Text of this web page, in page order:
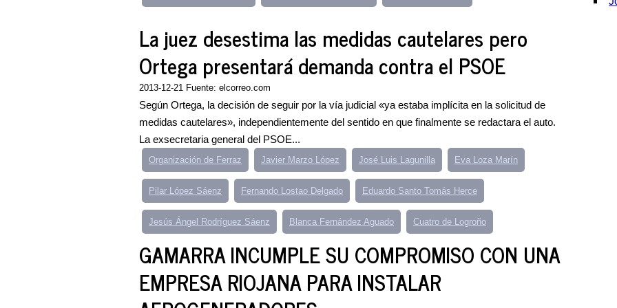
La juez desestima las medidas cautelares pero
Ortega presentará demanda contra el PSOE
2013-12-21 Fuente: elcorreo.com
Según Ortega, la decisión de seguir por la vía judicial «ya estaba implícita en la solicitud de
medidas cautelares», independientemente del sentido en que finalmente se redactara el auto.
La exsecretaria general del PSOE...
Organización de Ferraz Javier Marzo López José Luis Lagunilla Eva Loza Marín
Pilar López Sáenz Fernando Lostao Delgado Eduardo Santo Tomás Herce
Jesús Ángel Rodríguez Sáenz Blanca Fernández Aguado Cuatro de Logroño
GAMARRA INCUMPLE SU COMPROMISO CON UNA
EMPRESA RIOJANA PARA INSTALAR